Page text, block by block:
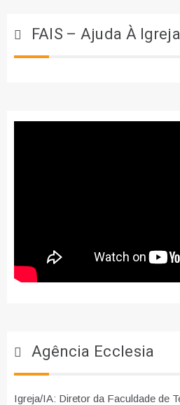
FAIS – Ajuda À
Agência Ecclesia
Igreja/IA: Diretor da Faculdade de